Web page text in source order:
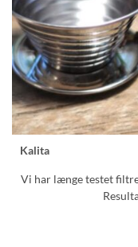
Kalita
Vi har længe testet